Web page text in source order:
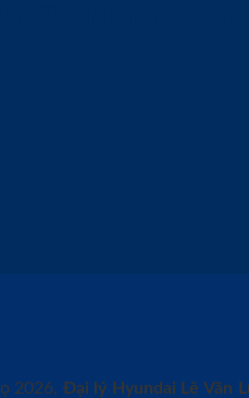
2026, Đại lý Hyundai Lê Văn